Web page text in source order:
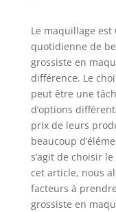
Le maquillage
quotidienne de
grossiste en
différence. Le
peut être une
d’options
prix de leurs
beaucoup
s’agit de choisir
cet article, nous
facteurs à
grossiste en